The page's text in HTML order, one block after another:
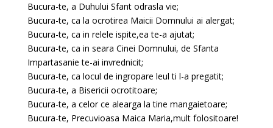
Bucura-te, a Duhului Sfant odrasla vie;
Bucura-te, ca la ocrotirea Maicii Domnului ai alergat;
Bucura-te, ca in relele ispite,ea te-a ajutat;
Bucura-te, ca in seara Cinei Domnului, de Sfanta
Impartasanie te-ai invrednicit;
Bucura-te, ca locul de ingropare leul ti l-a pregatit;
Bucura-te, a Bisericii ocrotitoare;
Bucura-te, a celor ce alearga la tine mangaietoare;
Bucura-te, Precuvioasa Maica Maria,mult folositoare!